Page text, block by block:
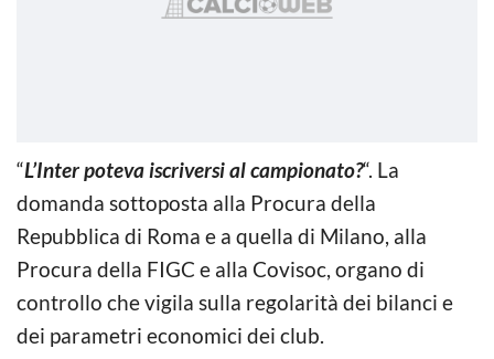
“L’Inter poteva iscriversi al campionato?“. La
domanda sottoposta alla Procura della
Repubblica di Roma e a quella di Milano, alla
Procura della FIGC e alla Covisoc, organo di
controllo che vigila sulla regolarità dei bilanci e
dei parametri economici dei club.